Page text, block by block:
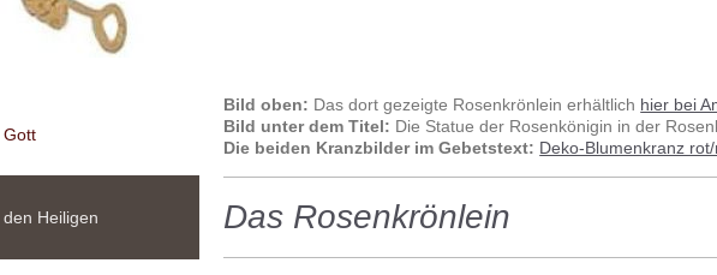
Bild oben: Das dort gezeigte Rosenkrönlein erhältlich hier bei
Bild unter dem Titel: Die Statue der Rosenkönigin in der
Die beiden Kranzbilder im Gebetstext: Deko-Blumenkranz
Das Rosenkrönlein
Gott
Heiligen